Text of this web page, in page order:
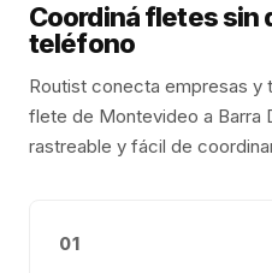
Coordiná fletes sin
teléfono
Routist conecta empresas y
flete de Montevideo a Barra
rastreable y fácil de
01